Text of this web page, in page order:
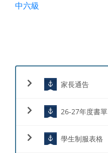
家長通告
26-27年度書單
學生制服表格
中六級